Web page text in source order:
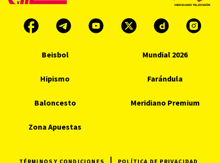
Beisbol Mundial 2026
Hipismo Farándula
Baloncesto Meridiano Premium
Zona Apuestas
TÉRMINOS Y CONDICIONES POLÍTICA DE PRIVACIDAD